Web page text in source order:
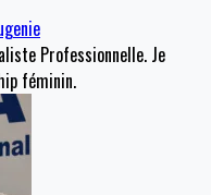
Professionnelle. Je
féminin.